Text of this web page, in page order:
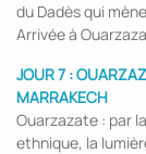
du Dadès qui
Arrivée à
JOUR 7 :
MARRAKECH
Ouarzazate : par
ethnique, la